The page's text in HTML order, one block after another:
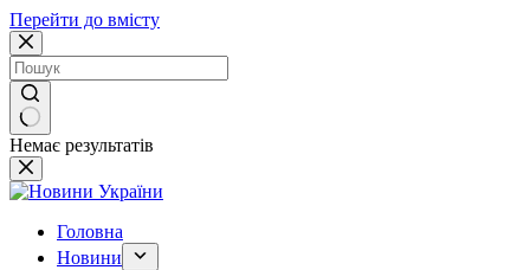
Перейти до вмісту
Немає результатів
Головна
Новини